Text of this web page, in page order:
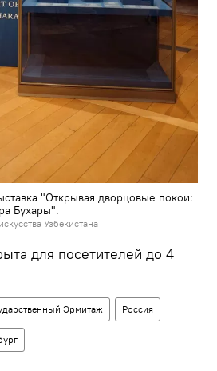
"Открывая дворцовые покои:
Бухары".
Узбекистана
для посетителей до 4
Эрмитаж Россия